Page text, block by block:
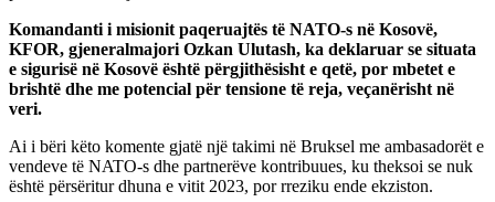
Komandanti i misionit paqeruajtës të NATO-s në Kosovë,
KFOR, gjeneralmajori Ozkan Ulutash, ka deklaruar se situata
e sigurisë në Kosovë është përgjithësisht e qetë, por mbetet e
brishtë dhe me potencial për tensione të reja, veçanërisht në
veri.
Ai i bëri këto komente gjatë një takimi në Bruksel me ambasadorët e
vendeve të NATO-s dhe partnerëve kontribuues, ku theksoi se nuk
është përsëritur dhuna e vitit 2023, por rreziku ende ekziston.